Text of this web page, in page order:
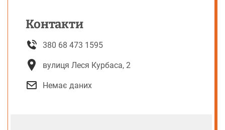
Контакти
380 68 473 1595
вулиця Леся Курбаса, 2
Немає даних